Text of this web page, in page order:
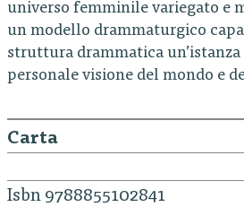
universo femminile variegato e
un modello drammaturgico
struttura drammatica
personale visione del mondo e
Carta
Isbn 9788855102841